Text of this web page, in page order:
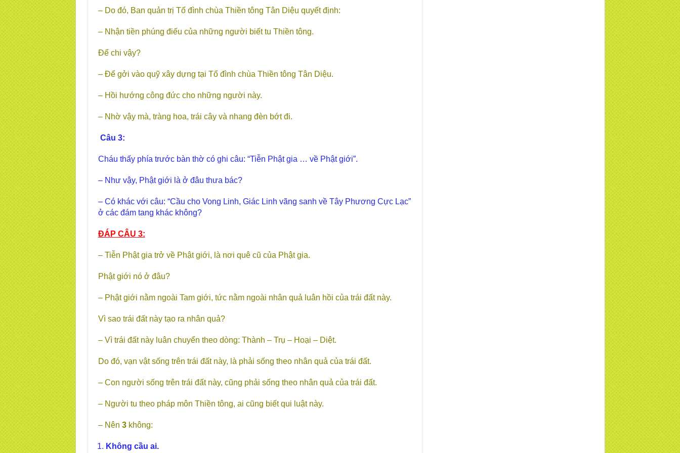
– Do đó, Ban quản trị Tổ đình chùa Thiền tông Tân Diệu quyết định:
– Nhận tiền phúng điếu của những người biết tu Thiền tông.
Để chi vậy?
– Để gởi vào quỹ xây dựng tại Tổ đình chùa Thiền tông Tân Diệu.
– Hồi hướng công đức cho những người này.
– Nhờ vậy mà, tràng hoa, trái cây và nhang đèn bớt đi.
Câu 3:
Cháu thấy phía trước bàn thờ có ghi câu: “Tiễn Phật gia … về Phật giới”.
– Như vậy, Phật giới là ở đâu thưa bác?
– Có khác với câu: “Cầu cho Vong Linh, Giác Linh vãng sanh về Tây Phương Cực Lạc”
ở các đám tang khác không?
ĐÁP CÂU 3:
– Tiễn Phật gia trở về Phật giới, là nơi quê cũ của Phật gia.
Phật giới nó ở đâu?
– Phật giới nằm ngoài Tam giới, tức nằm ngoài nhân quả luân hồi của trái đất này.
Vì sao trái đất này tạo ra nhân quả?
– Vì trái đất này luân chuyển theo dòng: Thành – Trụ – Hoại – Diệt.
Do đó, vạn vật sống trên trái đất này, là phải sống theo nhân quả của trái đất.
– Con người sống trên trái đất này, cũng phải sống theo nhân quả của trái đất.
– Người tu theo pháp môn Thiền tông, ai cũng biết qui luật này.
– Nên 3không:
Không cầu ai.